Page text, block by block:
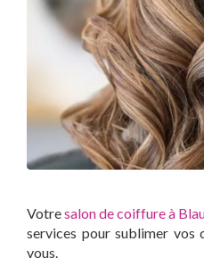
Votresalon de coiffure à
services pour sublimer vos
vous.